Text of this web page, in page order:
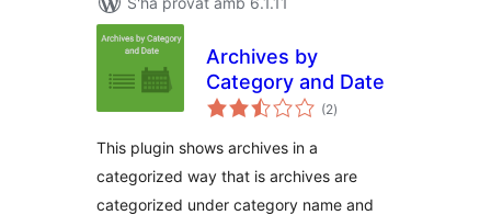
Archives by
Category and Date
(2puntuacions
totals
)
This plugin shows archives in a
categorized way that is archives are
categorized under category name and